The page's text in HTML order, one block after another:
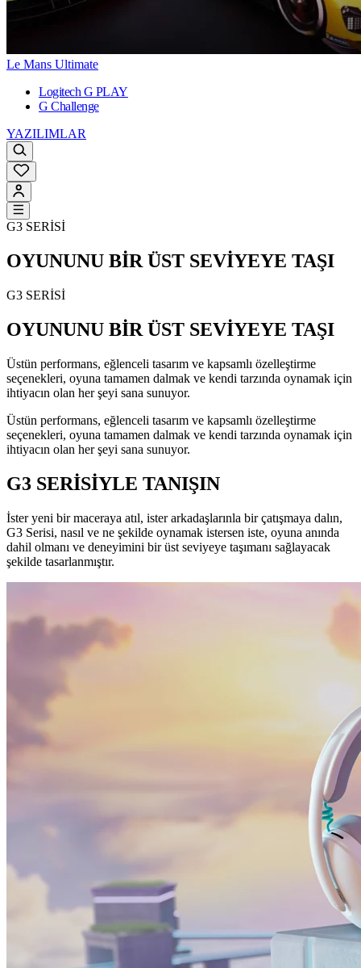
Le Mans Ultimate
Logitech G PLAY
G Challenge
YAZILIMLAR
G3 SERİSİ
OYUNUNU BİR ÜST SEVİYEYE TAŞI
G3 SERİSİ
OYUNUNU BİR ÜST SEVİYEYE TAŞI
Üstün performans, eğlenceli tasarım ve kapsamlı özelleştirme
seçenekleri, oyuna tamamen dalmak ve kendi tarzında oynamak için
ihtiyacın olan her şeyi sana sunuyor.
Üstün performans, eğlenceli tasarım ve kapsamlı özelleştirme
seçenekleri, oyuna tamamen dalmak ve kendi tarzında oynamak için
ihtiyacın olan her şeyi sana sunuyor.
G3 SERİSİYLE TANIŞIN
İster yeni bir maceraya atıl, ister arkadaşlarınla bir çatışmaya dalın,
G3 Serisi, nasıl ve ne şekilde oynamak istersen iste, oyuna anında
dahil olmanı ve deneyimini bir üst seviyeye taşımanı sağlayacak
şekilde tasarlanmıştır.